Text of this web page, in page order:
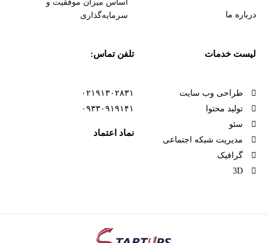
درباره ما
اساس میزان موفقیت و
سرمایه‌گذاری
لیست خدمات
طراحی وب سایت
تولید محتوا
سئو
مدیریت شبکه اجتماعی
گرافیک
3D
تلفن تماس:
۰۲۱۹۱۳۰۲۸۳۱
۰۹۳۳۰۹۱۹۱۴۱
نماد اعتماد